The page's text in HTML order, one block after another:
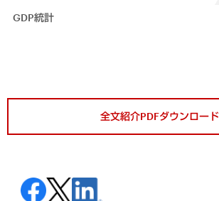
GDP統計
全文紹介PDFダウンロード